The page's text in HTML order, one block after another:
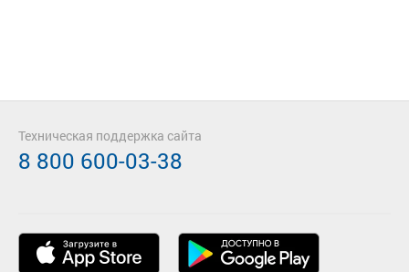
Техническая поддержка сайта
8 800 600-03-38